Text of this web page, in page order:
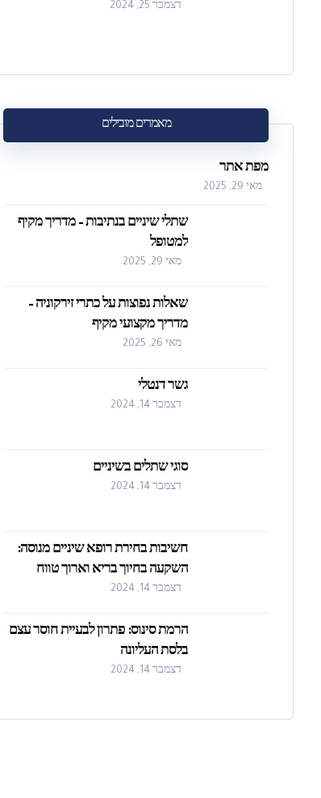
דצמבר 25, 2024
מאמרים מובילים
מפת אתר
מאי 29, 2025
שתלי שיניים בנתיבות – מדריך מקיף
למטופל
מאי 29, 2025
שאלות נפוצות על כתרי זירקוניה –
מדריך מקצועי מקיף
מאי 26, 2025
גשר דנטלי
דצמבר 14, 2024
סוגי שתלים בשיניים
דצמבר 14, 2024
חשיבות בחירת רופא שיניים מנוסה:
השקעה בחיוך בריא וארוך טווח
דצמבר 14, 2024
הרמת סינוס: פתרון לבעיית חוסר עצם
בלסת העליונה
דצמבר 14, 2024